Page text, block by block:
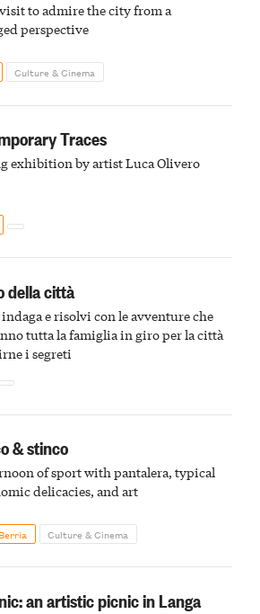
to admire the city from a
perspective
Culture & Cinema
Traces
exhibition by artist Luca Olivero
della città
e risolvi con le avventure che
tutta la famiglia in giro per la città
i segreti
& stinco
of sport with pantalera, typical
delicacies, and art
Culture & Cinema
an artistic picnic in Langa